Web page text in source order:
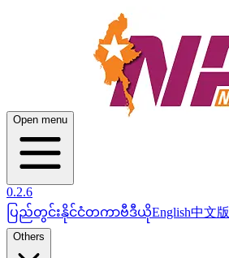
Open menu
0.2.6
ပြည်တွင်းနိုင်ငံတကာဗီဒီယိုEnglish中文版
Others